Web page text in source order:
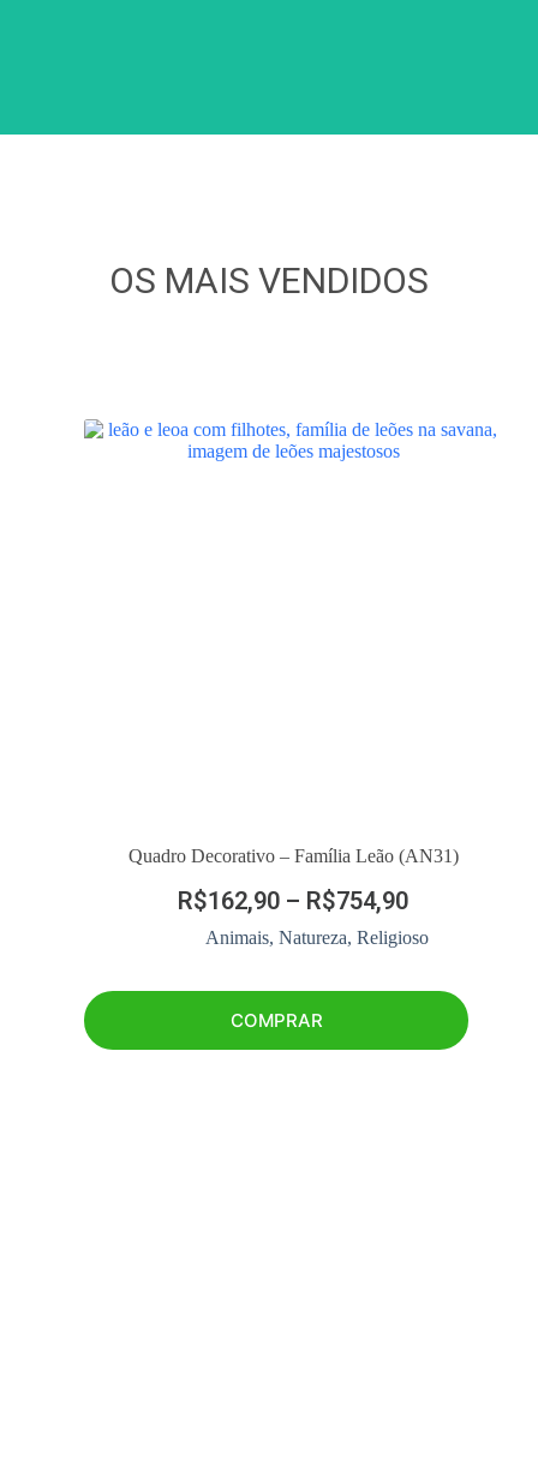
OS MAIS VENDIDOS
Quadro Decorativo – Família Leão (AN31)
R$162,90 – R$754,90
Animais, Natureza, Religioso
COMPRAR